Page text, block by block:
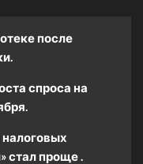
после
спроса на
налоговых
стал проще .